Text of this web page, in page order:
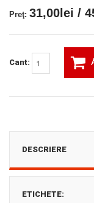
Preţ: 31,00lei /
Cant:
DESCRIERE
ETICHETE: